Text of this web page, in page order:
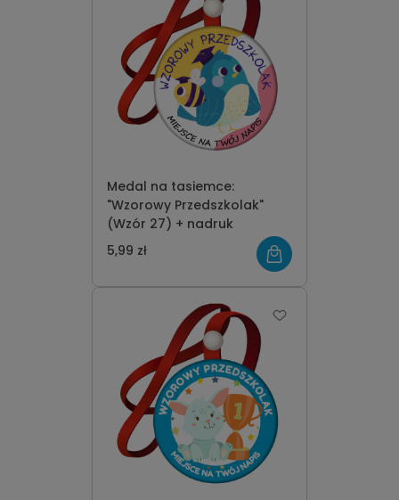
Medal na tasiemce:
"Wzorowy Przedszkolak"
(Wzór 27) + nadruk
5,99 zł